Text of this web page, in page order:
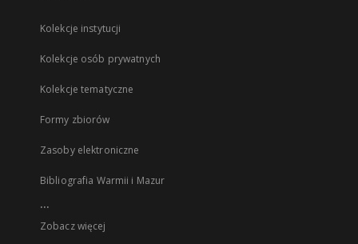
Kolekcje instytucji
Kolekcje osób prywatnych
Kolekcje tematyczne
Formy zbiorów
Zasoby elektroniczne
Bibliografia Warmii i Mazur
...
Zobacz więcej